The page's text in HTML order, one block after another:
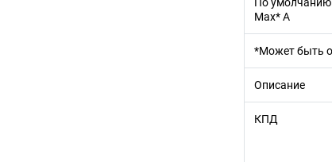
Max* A
*Может быть
Описание
КПД